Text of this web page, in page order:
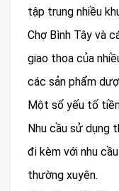
tập trung nhiều
Chợ Bình Tây và
giao thoa của
các sản phẩm
Một số yếu tố
Nhu cầu sử dụng
đi kèm với nhu
thường xuyên.